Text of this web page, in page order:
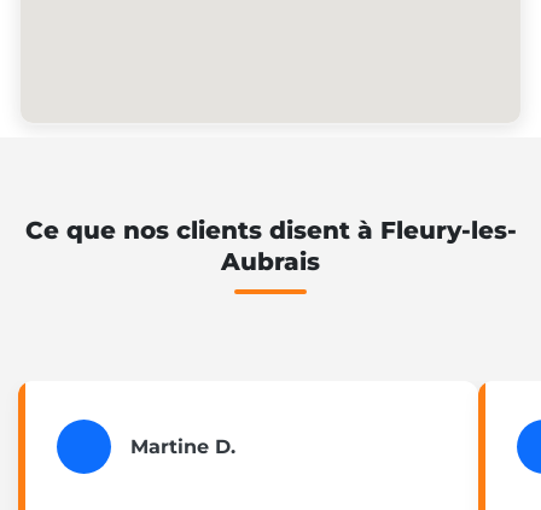
Ce que nos clients disent à Fleury-les-
Aubrais
Martine D.